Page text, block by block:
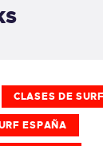
CLASES DE SURF
ESPAÑA